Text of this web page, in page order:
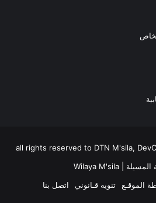
all rights reserved to DTN M'sila,
الموقـع تنويه قـانوني اتصل بنا